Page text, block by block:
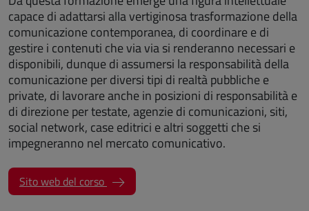
capace di adattarsi alla vertiginosa trasformazione della
comunicazione contemporanea, di coordinare e di
gestire i contenuti che via via si renderanno necessari e
disponibili, dunque di assumersi la responsabilità della
comunicazione per diversi tipi di realtà pubbliche e
private, di lavorare anche in posizioni di responsabilità e
di direzione per testate, agenzie di comunicazioni, siti,
social network, case editrici e altri soggetti che si
impegneranno nel mercato comunicativo.
Sito web del corso (apre una nuova finestra)